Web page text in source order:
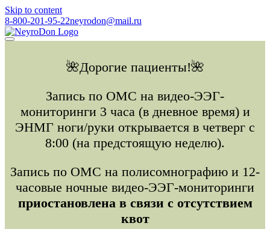
Skip to content
8-800-201-95-22neyrodon@mail.ru
🌺Дорогие пациенты!🌺
Запись по ОМС на видео-ЭЭГ-
мониторинги 3 часа (в дневное время) и
ЭНМГ ноги/руки открывается в четверг с
8:00 (на предстоящую неделю).
Запись по ОМС на полисомнографию и 12-
часовые ночные видео-ЭЭГ-мониторинги
приостановлена в связи с отсутствием
квот